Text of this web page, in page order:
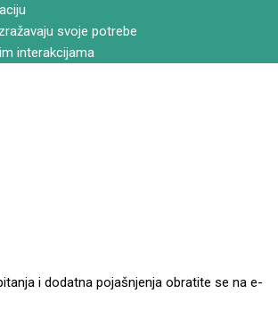
svoje potrebe
interakcijama
i dodatna pojašnjenja obratite se na e-